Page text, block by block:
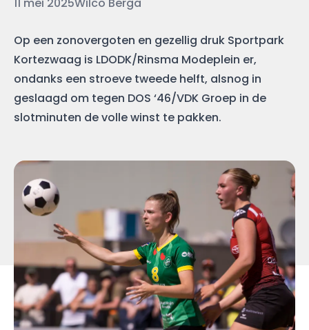
11 mei 2025Wilco Berga
Op een zonovergoten en gezellig druk Sportpark
Kortezwaag is LDODK/Rinsma Modeplein er,
ondanks een stroeve tweede helft, alsnog in
geslaagd om tegen DOS ‘46/VDK Groep in de
slotminuten de volle winst te pakken.